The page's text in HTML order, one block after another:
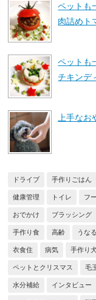
ペットも
肉詰めト
ペットも
チキンデ
上手な
ドライブ 手作りごはん
健康管理 トイレ フ
おでかけ ブラッシング
手作り食 高齢 うなる
衣食住 病気 手作り
ペットとクリスマス 毛
水分補給 インタビュー